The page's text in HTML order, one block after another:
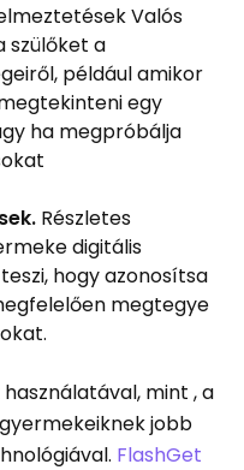
Valós
szülőket a
például amikor
egy
ha megpróbálja
Részletes
digitális
hogy azonosítsa
megtegye
mint , a
jobb
FlashGet